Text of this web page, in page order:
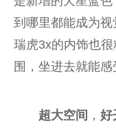
到哪里都能成为
瑞虎3x的内饰也
围，坐进去就能感
超大空间 ， 好